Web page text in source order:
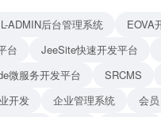
ADMIN后台管理系统 EOVA
台
JeeSite快速开发平台
微服务开发平台
SRCMS
开发
企业管理系统 会员